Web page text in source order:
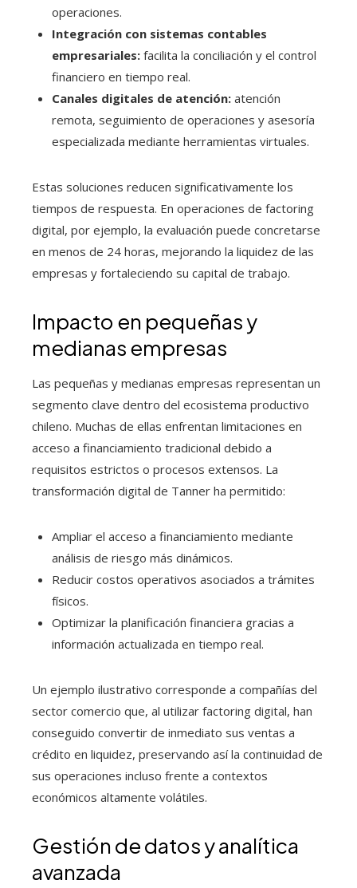
operaciones.
Integración con sistemas contables
empresariales: facilita la conciliación y el control
financiero en tiempo real.
Canales digitales de atención: atención
remota, seguimiento de operaciones y asesoría
especializada mediante herramientas virtuales.
Estas soluciones reducen significativamente los
tiempos de respuesta. En operaciones de factoring
digital, por ejemplo, la evaluación puede concretarse
en menos de 24 horas, mejorando la liquidez de las
empresas y fortaleciendo su capital de trabajo.
Impacto en pequeñas y
medianas empresas
Las pequeñas y medianas empresas representan un
segmento clave dentro del ecosistema productivo
chileno. Muchas de ellas enfrentan limitaciones en
acceso a financiamiento tradicional debido a
requisitos estrictos o procesos extensos. La
transformación digital de Tanner ha permitido:
Ampliar el acceso a financiamiento mediante
análisis de riesgo más dinámicos.
Reducir costos operativos asociados a trámites
físicos.
Optimizar la planificación financiera gracias a
información actualizada en tiempo real.
Un ejemplo ilustrativo corresponde a compañías del
sector comercio que, al utilizar factoring digital, han
conseguido convertir de inmediato sus ventas a
crédito en liquidez, preservando así la continuidad de
sus operaciones incluso frente a contextos
económicos altamente volátiles.
Gestión de datos y analítica
avanzada